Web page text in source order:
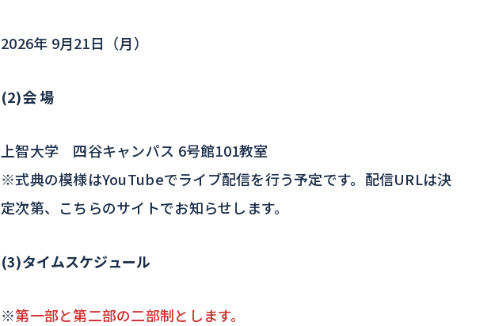
2026年 9月21日（月）
(2)会場
上智大学 四谷キャンパス 6号館101教室
※式典の模様はYouTubeでライブ配信を行う予定です。配信URLは決
定次第、こちらのサイトでお知らせします。
(3)タイムスケジュール
※第一部と第二部の二部制とします。